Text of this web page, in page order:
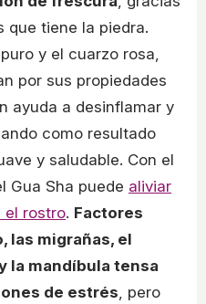
que tiene la piedra.
y el cuarzo rosa,
por sus propiedades
ayuda a desinflamar y
como resultado
y saludable. Con el
Gua Sha puede aliviar
el rostro. Factores
las migrañas, el
la mandíbula tensa
de estrés , pero